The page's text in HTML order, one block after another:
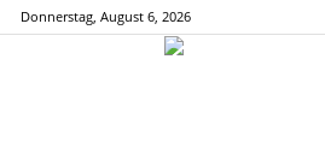
Donnerstag, August 6, 2026